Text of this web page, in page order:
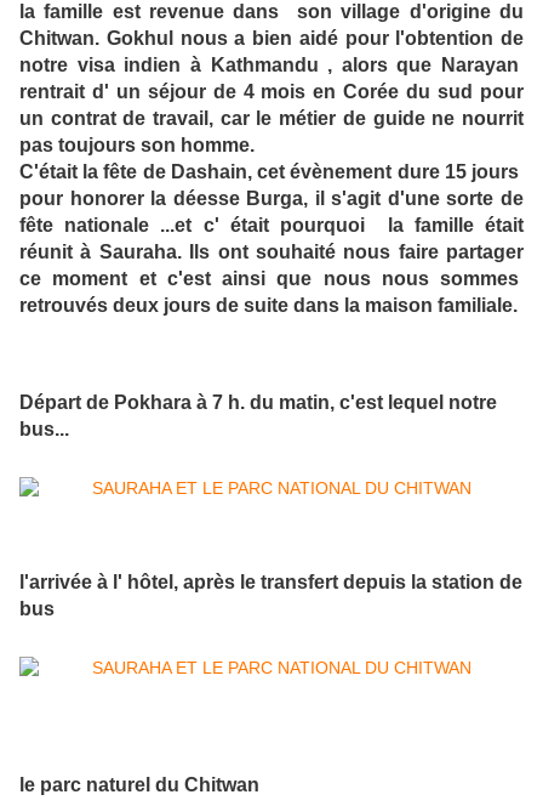
la famille est revenue dans son village d'origine du
Chitwan. Gokhul nous a bien aidé pour l'obtention de
notre visa indien à Kathmandu , alors que Narayan
rentrait d' un séjour de 4 mois en Corée du sud pour
un contrat de travail, car le métier de guide ne nourrit
pas toujours son homme.
C'était la fête de Dashain, cet évènement dure 15 jours
pour honorer la déesse Burga, il s'agit d'une sorte de
fête nationale ...et c' était pourquoi la famille était
réunit à Sauraha. Ils ont souhaité nous faire partager
ce moment et c'est ainsi que nous nous sommes
retrouvés deux jours de suite dans la maison familiale.
Départ de Pokhara à 7 h. du matin, c'est lequel notre
bus...
l'arrivée à l' hôtel, après le transfert depuis la station de
bus
le parc naturel du Chitwan